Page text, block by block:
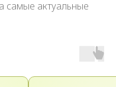
самые актуальные